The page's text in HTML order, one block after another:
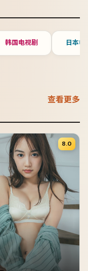
韩国电视剧 日本电
查看更多
8.0